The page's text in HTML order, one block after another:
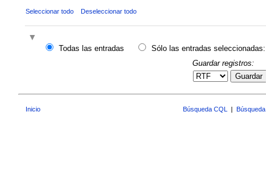
Seleccionar todo Deseleccionar todo
Todas las entradas
Sólo las entradas seleccionadas:
Guardar registros:
Guardar
Inicio Búsqueda CQL